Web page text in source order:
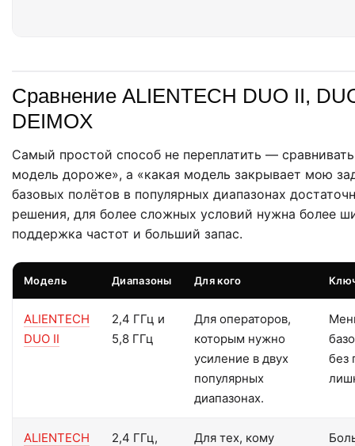
Сравнение ALIENTECH DUO II,
DEIMOX
Самый простой способ не переплатить —
модель дороже», а «какая модель закрывает мою
базовых полётов в популярных диапазонах
решения, для более сложных условий нужна более
поддержка частот и больший запас.
Модель Диапазоны Для кого
ALIENTECH
DUO II
2,4 ГГц и
5,8 ГГц
Для операторов,
которым нужно
усиление в двух
популярных
диапазонах.
без
ALIENTECH
2,4 ГГц,
Для тех, кому